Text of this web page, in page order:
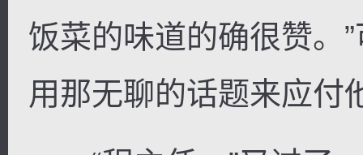
饭菜的味道的确很赞。
用那无聊的话题来应付